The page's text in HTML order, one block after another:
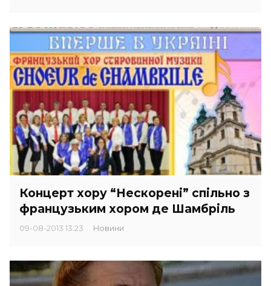
Концерт хору “Нескорені” спільно з
французьким хором де Шамбріль
09-08-2013 13:23 Новини